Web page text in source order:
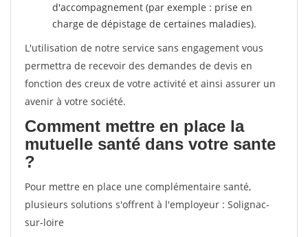
d'accompagnement (par exemple : prise en
charge de dépistage de certaines maladies).
L'utilisation de notre service sans engagement vous
permettra de recevoir des demandes de devis en
fonction des creux de votre activité et ainsi assurer un
avenir à votre société.
Comment mettre en place la
mutuelle santé dans votre sante
?
Pour mettre en place une complémentaire santé,
plusieurs solutions s'offrent à l'employeur : Solignac-
sur-loire